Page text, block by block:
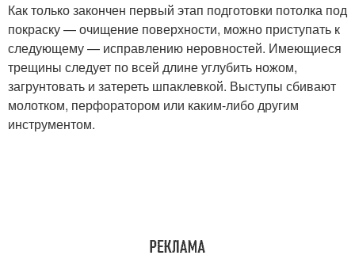
Как только закончен первый этап подготовки потолка под
покраску — очищение поверхности, можно приступать к
следующему — исправлению неровностей. Имеющиеся
трещины следует по всей длине углубить ножом,
загрунтовать и затереть шпаклевкой. Выступы сбивают
молотком, перфоратором или каким-либо другим
инструментом.